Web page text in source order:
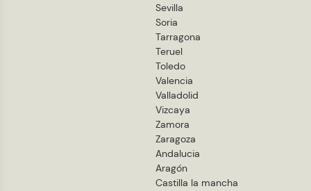
Sevilla
Soria
Tarragona
Teruel
Toledo
Valencia
Valladolid
Vizcaya
Zamora
Zaragoza
Andalucia
Aragón
Castilla la mancha